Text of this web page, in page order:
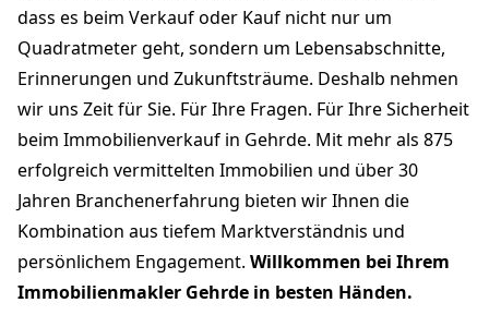
dass es beim Verkauf oder Kauf nicht nur um
Quadratmeter geht, sondern um Lebensabschnitte,
Erinnerungen und Zukunftsträume. Deshalb nehmen
wir uns Zeit für Sie. Für Ihre Fragen. Für Ihre Sicherheit
beim Immobilienverkauf in Gehrde. Mit mehr als 875
erfolgreich vermittelten Immobilien und über 30
Jahren Branchenerfahrung bieten wir Ihnen die
Kombination aus tiefem Marktverständnis und
persönlichem Engagement. Willkommen bei Ihrem
Immobilienmakler Gehrde in besten Händen.